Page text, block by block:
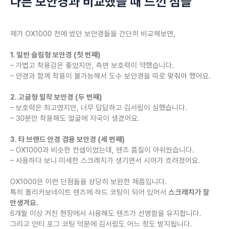
제가 OX1000 전에 썼던 보안경들을 간단히 비교해보면,
1. 일반 슬림형 보안경 (첫 번째)
– 가볍고 착용감은 좋았지만, 측면 보호력이 약했습니다.
– 안경과 함께 착용이 불가능해서 도수 보안경을 따로 맞춰야 했어요.
2. 고글형 밀착 보안경 (두 번째)
– 보호력은 최고였지만, 너무 답답하고 김서림이 심했습니다.
– 30분만 착용해도 얼굴에 자국이 생겼어요.
3. 타 브랜드 안경 겸용 보안경 (세 번째)
– OX1000과 비슷한 컨셉이었는데, 렌즈 품질이 아쉬웠습니다.
– 사용하다 보니 미세한 스크래치가 생기면서 시야가 흐려졌어요.
OX1000은 이런 단점들을 상당히 보완한 제품입니다.
특히 폴리카보네이트 렌즈에 하드 코팅이 되어 있어서 스크래치가 잘
안생겨요.
6개월 이상 거친 현장에서 사용해도 렌즈가 선명함을 유지합니다.
그리고 안티 포그 코팅 덕분에 김서림도 어느 정도 방지됩니다.